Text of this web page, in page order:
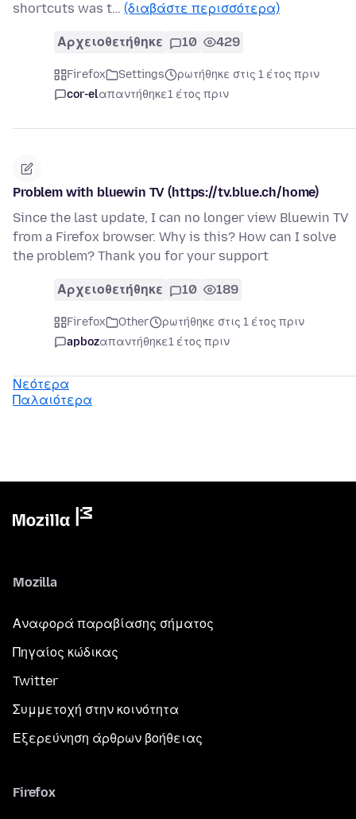
shortcuts was t… (διαβάστε περισσότερα)
Αρχειοθετήθηκε 10 429
Firefox Settings
ρωτήθηκε στις 1 έτος πριν
cor-elαπαντήθηκε1 έτος πριν
Problem with bluewin TV (https://tv.blue.ch/home)
Since the last update, I can no longer view Bluewin TV
from a Firefox browser. Why is this? How can I solve
the problem? Thank you for your support
Αρχειοθετήθηκε 10 189
Firefox Other
ρωτήθηκε στις 1 έτος πριν
apbozαπαντήθηκε1 έτος πριν
Νεότερα
Παλαιότερα
Mozilla
Αναφορά παραβίασης σήματος
Πηγαίος κώδικας
Twitter
Συμμετοχή στην κοινότητα
Εξερεύνηση άρθρων βοήθειας
Firefox